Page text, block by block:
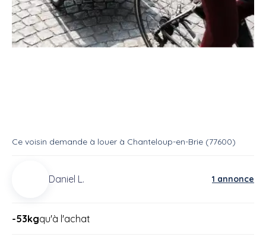
Ce voisin demande à louer à Chanteloup-en-Brie (77600)
Daniel L. 1 annonce
-53kgqu'à l'achat